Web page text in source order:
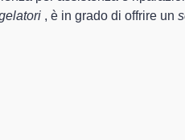
, mediante il ripristino
di diverse tipologie sugli